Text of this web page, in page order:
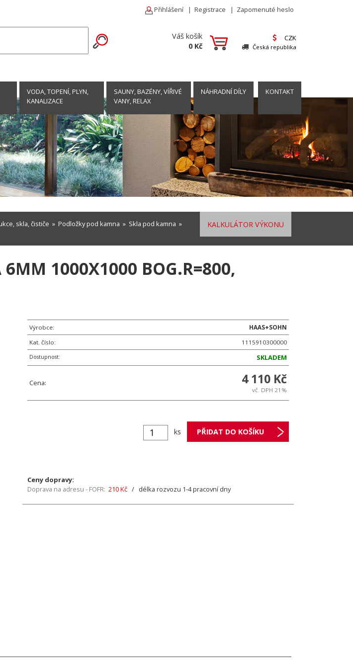
Přihlášení | Registrace | Zapomenuté heslo
Váš košík
0 Kč
CZK
Česká republika
VODA, TOPENÍ, PLYN,
KANALIZACE
SAUNY, BAZÉNY, VÍŘIVÉ
VANY, RELAX
NÁHRADNÍ DÍLY KONTAKT
KALKULÁTOR VÝKONU
skla, čističe » Podložky pod kamna » Skla pod kamna »
1000X1000 BOG.R=800,
Výrobce:
HAAS+SOHN
Kat. číslo:
1115910300000
Dostupnost:
SKLADEM
Cena: 4 110 Kč
vč. DPH 21%
ks
Ceny dopravy:
Doprava na adresu - FOFR: 210 Kč / délka rozvozu 1-4 pracovní dny